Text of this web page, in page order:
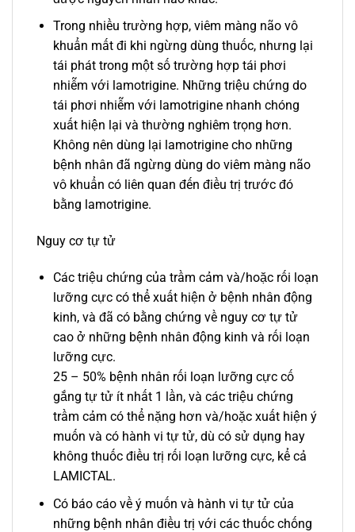
Trong nhiều trường hợp, viêm màng não vô
khuẩn mất đi khi ngừng dùng thuốc, nhưng lại
tái phát trong một số trường hợp tái phơi
nhiễm với lamotrigine. Những triệu chứng do
tái phơi nhiễm với lamotrigine nhanh chóng
xuất hiện lại và thường nghiêm trọng hơn.
Không nên dùng lại lamotrigine cho những
bệnh nhân đã ngừng dùng do viêm màng não
vô khuẩn có liên quan đến điều trị trước đó
bằng lamotrigine.
Nguy cơ tự tử
Các triệu chứng của trầm cảm và/hoặc rối loạn
lưỡng cực có thể xuất hiện ở bệnh nhân động
kinh, và đã có bằng chứng về nguy cơ tự tử
cao ở những bệnh nhân động kinh và rối loạn
lưỡng cực.
25 – 50% bệnh nhân rối loạn lưỡng cực cố
gắng tự tử ít nhất 1 lần, và các triệu chứng
trầm cảm có thể nặng hơn và/hoặc xuất hiện ý
muốn và có hành vi tự tử, dù có sử dụng hay
không thuốc điều trị rối loạn lưỡng cực, kể cả
LAMICTAL.
Có báo cáo về ý muốn và hành vi tự tử của
những bệnh nhân điều trị với các thuốc chống